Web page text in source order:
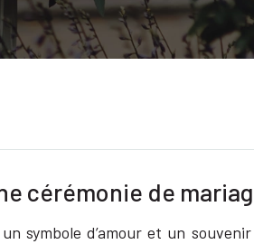
cérémonie de
symbole d’amour et un